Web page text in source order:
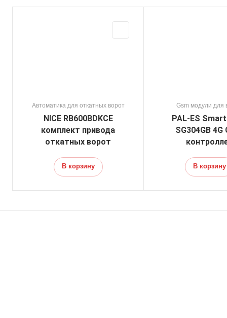
Автоматика для откатных ворот
NICE RB600BDKCE
комплект привода
откатных ворот
В корзину
Gsm модули для
PAL-ES
SG304GB 4G
В корзину